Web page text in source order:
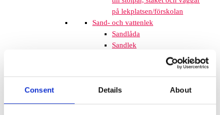
Consent Details About
på lekplatsen/förskolan
Sand- och vattenlek
Sandlåda
Sandlek
Sand- och vattenlek tillbehör
Naturlek